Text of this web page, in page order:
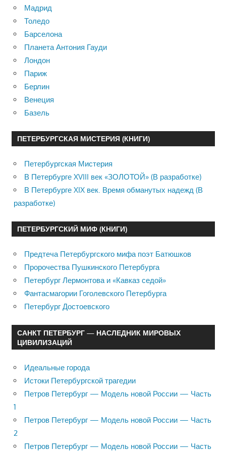
Мадрид
Толедо
Барселона
Планета Антония Гауди
Лондон
Париж
Берлин
Венеция
Базель
ПЕТЕРБУРГСКАЯ МИСТЕРИЯ (КНИГИ)
Петербургская Мистерия
В Петербурге XVIII век «ЗОЛОТОЙ» (В разработке)
В Петербурге XIX век. Время обманутых надежд (В
разработке)
ПЕТЕРБУРГСКИЙ МИФ (КНИГИ)
Предтеча Петербургского мифа поэт Батюшков
Пророчества Пушкинского Петербурга
Петербург Лермонтова и «Кавказ седой»
Фантасмагории Гоголевского Петербурга
Петербург Достоевского
САНКТ ПЕТЕРБУРГ — НАСЛЕДНИК МИРОВЫХ
ЦИВИЛИЗАЦИЙ
Идеальные города
Истоки Петербургской трагедии
Петров Петербург — Модель новой России — Часть
1
Петров Петербург — Модель новой России — Часть
2
Петров Петербург — Модель новой России — Часть